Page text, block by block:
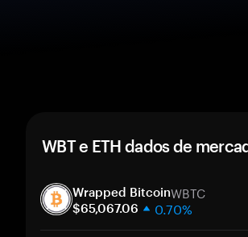
WBT e ETH dados de
Wrapped BitcoinWBTC
$65,067.06 0.70%